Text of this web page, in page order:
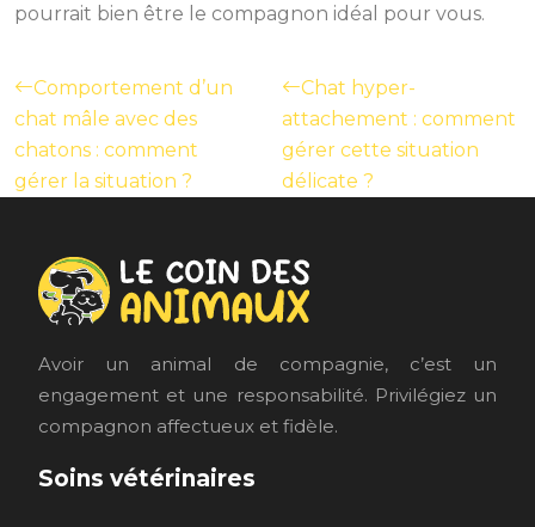
pourrait bien être le compagnon idéal pour vous.
Comportement d’un
chat mâle avec des
chatons : comment
gérer la situation ?
Chat hyper-
attachement : comment
gérer cette situation
délicate ?
Avoir un animal de compagnie, c’est un
engagement et une responsabilité. Privilégiez un
compagnon affectueux et fidèle.
Soins vétérinaires